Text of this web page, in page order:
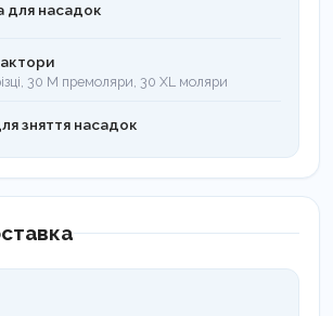
Gengiva" зі спеціальними
розроблений для
травматичного ефекту при
За допомогою цього
обидві цілі:
тканини непошкодженими;
реставрацію зубів
для насадок
30 M премоляри, 30 XL моляри
зняття насадок